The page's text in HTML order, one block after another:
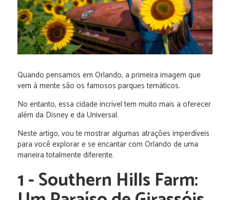
Quando pensamos em Orlando, a primeira imagem que
vem à mente são os famosos parques temáticos.
No entanto, essa cidade incrível tem muito mais a oferecer
além da Disney e da Universal.
Neste artigo, vou te mostrar algumas atrações imperdíveis
para você explorar e se encantar com Orlando de uma
maneira totalmente diferente.
1 - Southern Hills Farm: